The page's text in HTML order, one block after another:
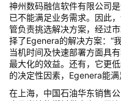
神州数码融信软件有限公司
已不能满足业务需求。因此
管负责挑选解决方案，经过
择了Egenera的解决方案：“
当机时间及快速部署方面具
最大化的效益。还有，它更
的决定性因素，Egenera能
在上海，中国石油华东销售